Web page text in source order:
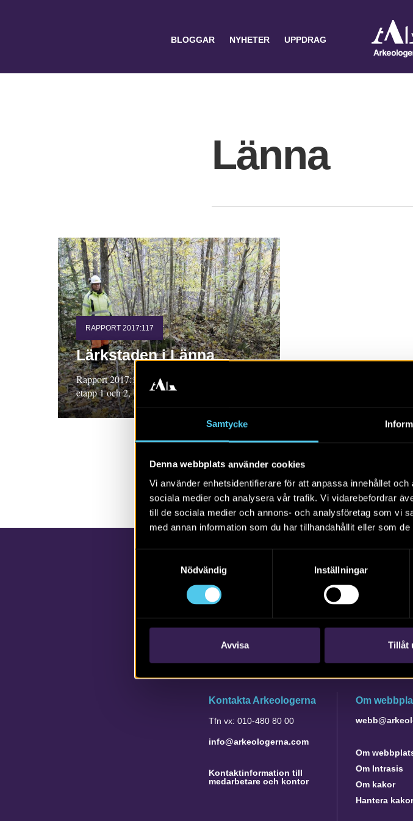
Samtycke
Denna webbplats använder cookies
Vi använder enhetsidentifierare för att anpassa innehållet
sociala medier och analysera vår trafik. Vi vidarebefordrar
till de sociala medier och annons- och analysföretag som vi
med annan information som du har tillhandahållit eller som
Nödvändig
Inställningar
Avvisa Tillåt
BLOGGAR NYHETER UPPDRAG
Länna
RAPPORT 2017:117
Lärkstaden i Länna
Rapport 2017:117. Arkeologisk utredning,
etapp 1 och 2, Uppland. Niclas Björck
Kontakta Arkeologerna
Tfn vx: 010-480 80 00
info@arkeologerna.com
Kontaktinformation till
medarbetare och kontor
Om
Om
Om Intrasis
Om kakor
Hantera kakor